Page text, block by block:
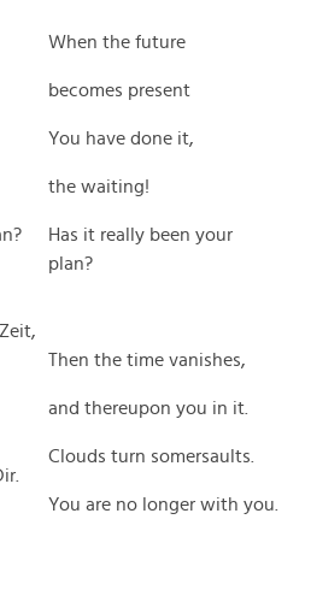
When the future
becomes present
You have done it,
the waiting!
Has it really been your
plan?
Then the time vanishes,
and thereupon you in it.
Clouds turn somersaults.
You are no longer with you.